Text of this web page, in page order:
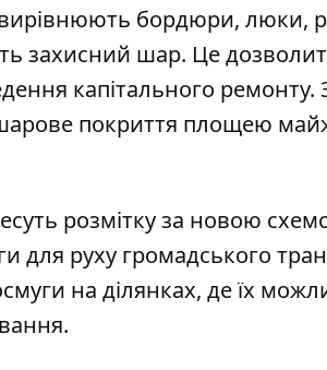
бордюри, люки,
захисний шар. Це
капітального ремонту.
покриття площею
розмітку за новою
для руху громадського
на ділянках, де їх